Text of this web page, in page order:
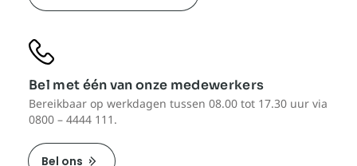
Bel met één van onze medewerkers
Bereikbaar op werkdagen tussen 08.00 tot 17.30 uur via
0800 – 4444 111.
Bel ons